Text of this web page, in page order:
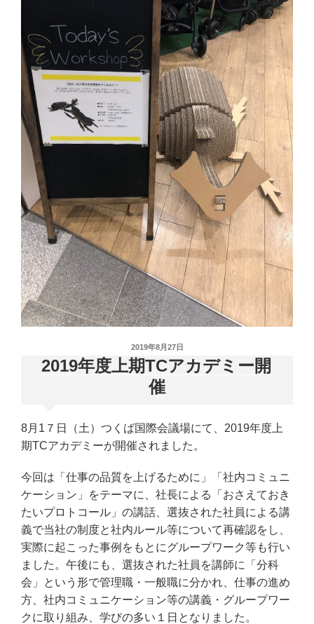
投
稿
日:
2019年8月27日
2019年度上期TCアカデミー開
催
8月1７日（土）つくば国際会議場にて、2019年度上
期TCアカデミーが開催されました。
今回は「仕事の品質を上げるために」「社内コミュニ
ケーション」をテーマに、社長による「おさえておき
たいプロトコール」の講話、選抜された社員による講
義で当社の制度と社内ルール等について再確認をし、
実際に起こった事例をもとにグループワーク等も行い
ました。午後にも、選抜された社員を講師に「分科
会」という形で管理職・一般職に分かれ、仕事の進め
方、社内コミュニケーション等の講義・グループワー
クに取り組み、学びの多い１日となりました。